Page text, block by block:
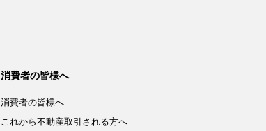
消費者の皆様へ
消費者の皆様へ
これから不動産取引される方へ